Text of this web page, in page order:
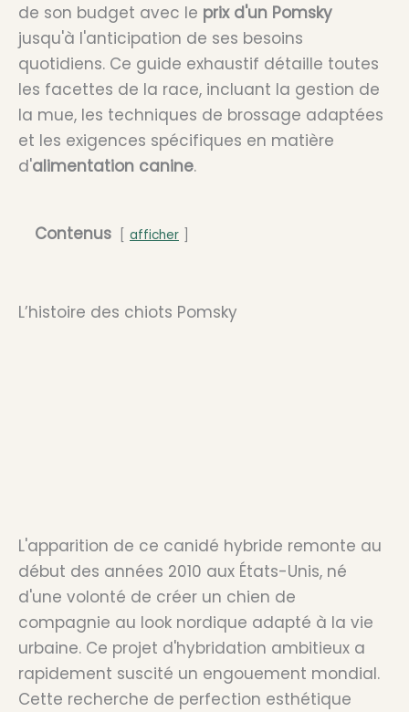
de son budget avec le prix d'un Pomsky
jusqu'à l'anticipation de ses besoins
quotidiens. Ce guide exhaustif détaille toutes
les facettes de la race, incluant la gestion de
la mue, les techniques de brossage adaptées
et les exigences spécifiques en matière
d'alimentation canine.
Contenus afficher
L’histoire des chiots Pomsky
L'apparition de ce canidé hybride remonte au
début des années 2010 aux États-Unis, né
d'une volonté de créer un chien de
compagnie au look nordique adapté à la vie
urbaine. Ce projet d'hybridation ambitieux a
rapidement suscité un engouement mondial.
Cette recherche de perfection esthétique